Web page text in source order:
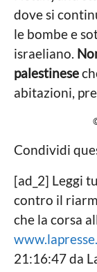
dove si
le bombe e
israeliano.
palestinese
abitazioni,
Condividi
[ad_2] Leggi
contro il
che la corsa
21:16:47 da